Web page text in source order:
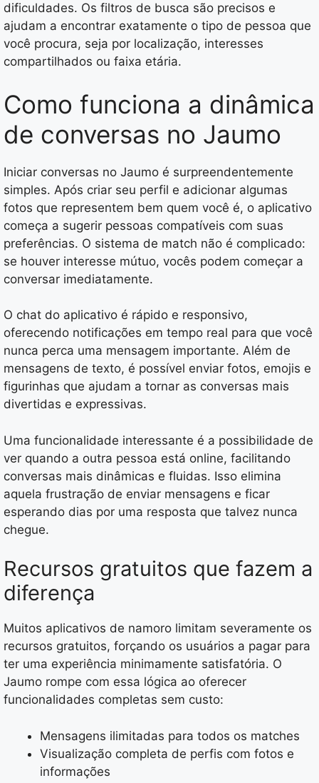
dificuldades. Os filtros de busca são precisos e
ajudam a encontrar exatamente o tipo de pessoa que
você procura, seja por localização, interesses
compartilhados ou faixa etária.
Como funciona a dinâmica
de conversas no Jaumo
Iniciar conversas no Jaumo é surpreendentemente
simples. Após criar seu perfil e adicionar algumas
fotos que representem bem quem você é, o aplicativo
começa a sugerir pessoas compatíveis com suas
preferências. O sistema de match não é complicado:
se houver interesse mútuo, vocês podem começar a
conversar imediatamente.
O chat do aplicativo é rápido e responsivo,
oferecendo notificações em tempo real para que você
nunca perca uma mensagem importante. Além de
mensagens de texto, é possível enviar fotos, emojis e
figurinhas que ajudam a tornar as conversas mais
divertidas e expressivas.
Uma funcionalidade interessante é a possibilidade de
ver quando a outra pessoa está online, facilitando
conversas mais dinâmicas e fluidas. Isso elimina
aquela frustração de enviar mensagens e ficar
esperando dias por uma resposta que talvez nunca
chegue.
Recursos gratuitos que fazem a
diferença
Muitos aplicativos de namoro limitam severamente os
recursos gratuitos, forçando os usuários a pagar para
ter uma experiência minimamente satisfatória. O
Jaumo rompe com essa lógica ao oferecer
funcionalidades completas sem custo:
Mensagens ilimitadas para todos os matches
Visualização completa de perfis com fotos e
informações